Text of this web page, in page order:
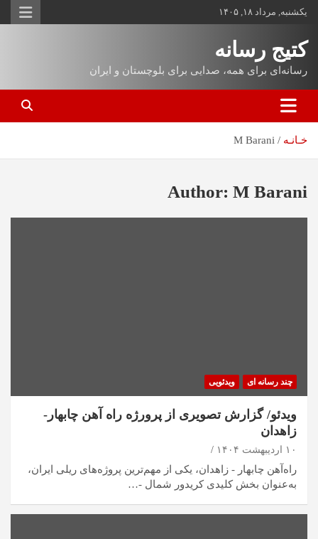
یکشنبه, مرداد ۱۸, ۱۴۰۵
کتیج رسانه
رسانه‌ای برای همه، صدایی برای بلوچستان و ایران
خـانـه M Barani
Author: M Barani
چند رسانه ای ویدئویی
ویدئو/ گزارش تصویری از پرورژه راه آهن چابهار-
زاهدان
۱۰ اردیبهشت ۱۴۰۴
راه‌آهن چابهار - زاهدان، یکی از مهم‌ترین پروژه‌های ریلی ایران،
به‌عنوان بخش کلیدی کریدور شمال -…